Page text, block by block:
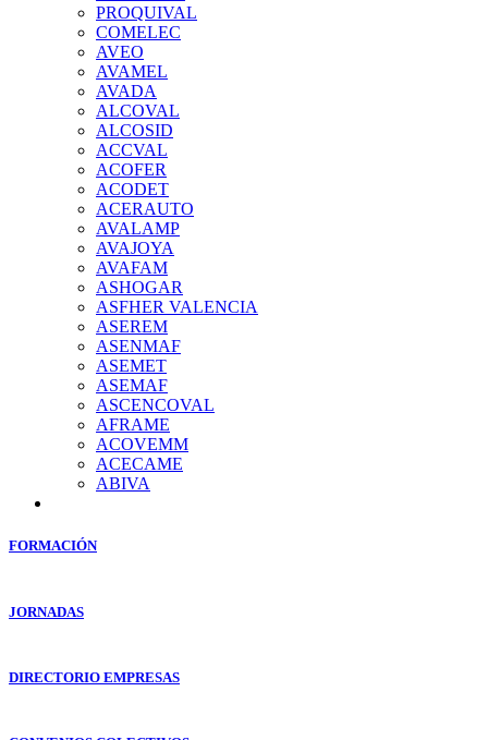
PROQUIVAL
COMELEC
AVEO
AVAMEL
AVADA
ALCOVAL
ALCOSID
ACCVAL
ACOFER
ACODET
ACERAUTO
AVALAMP
AVAJOYA
AVAFAM
ASHOGAR
ASFHER VALENCIA
ASEREM
ASENMAF
ASEMET
ASEMAF
ASCENCOVAL
AFRAME
ACOVEMM
ACECAME
ABIVA
FORMACIÓN
JORNADAS
DIRECTORIO EMPRESAS